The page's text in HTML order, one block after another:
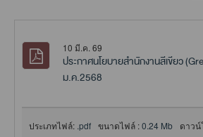
10 มี.ค. 69
ประกาศนโยบายสำนักงานสีเขียว
ม.ค.2568
ประเภทไฟล์: .pdf ขนาดไฟล์ :0.24 Mb ดาวน์